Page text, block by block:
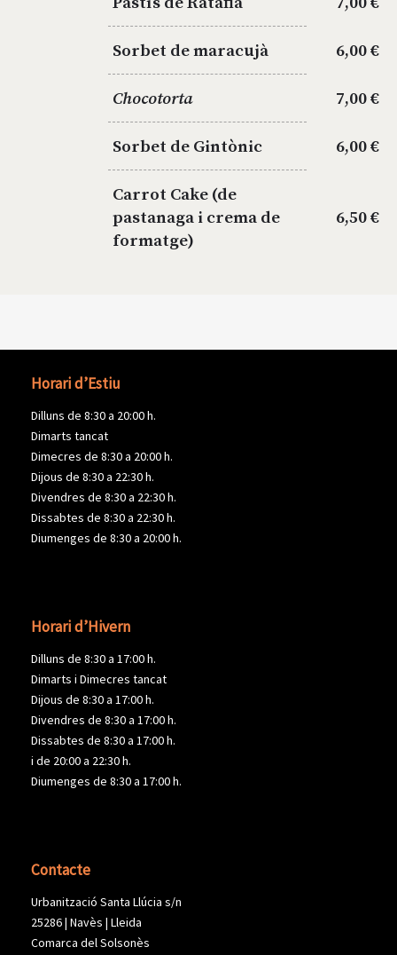
Sorbet de maracujà 6,00 €
Chocotorta 7,00 €
Sorbet de Gintònic 6,00 €
Carrot Cake (de
pastanaga i crema de
formatge)
6,50 €
Horari d’Estiu
Dilluns de 8:30 a 20:00 h.
Dimarts tancat
Dimecres de 8:30 a 20:00 h.
Dijous de 8:30 a 22:30 h.
Divendres de 8:30 a 22:30 h.
Dissabtes de 8:30 a 22:30 h.
Diumenges de 8:30 a 20:00 h.
Horari d’Hivern
Dilluns de 8:30 a 17:00 h.
Dimarts i Dimecres tancat
Dijous de 8:30 a 17:00 h.
Divendres de 8:30 a 17:00 h.
Dissabtes de 8:30 a 17:00 h.
i de 20:00 a 22:30 h.
Diumenges de 8:30 a 17:00 h.
Contacte
Urbanització Santa Llúcia s/n
25286 | Navès | Lleida
Comarca del Solsonès